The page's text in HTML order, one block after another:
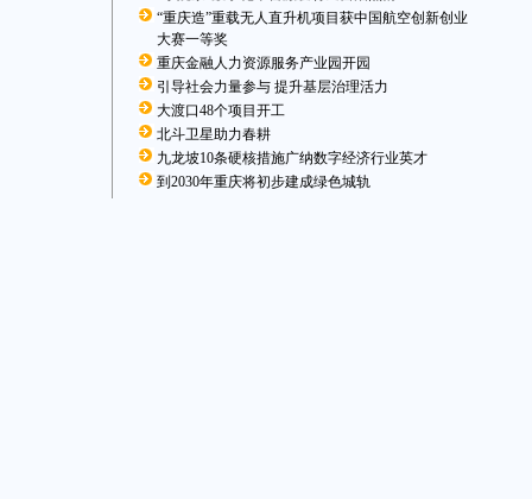
“重庆造”重载无人直升机项目获中国航空创新创业
大赛一等奖
重庆金融人力资源服务产业园开园
引导社会力量参与 提升基层治理活力
大渡口48个项目开工
北斗卫星助力春耕
九龙坡10条硬核措施广纳数字经济行业英才
到2030年重庆将初步建成绿色城轨